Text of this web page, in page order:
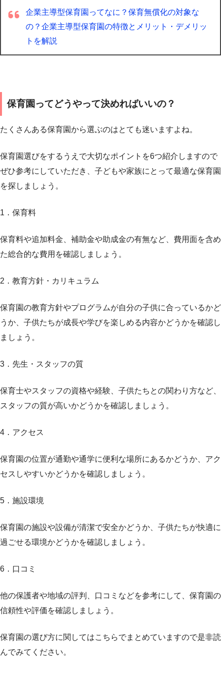
企業主導型保育園ってなに？保育無償化の対象な
の？企業主導型保育園の特徴とメリット・デメリッ
トを解説
保育園ってどうやって決めればいいの？
たくさんある保育園から選ぶのはとても迷いますよね。
保育園選びをするうえで大切なポイントを6つ紹介しますので
ぜひ参考にしていただき、子どもや家族にとって最適な保育園
を探しましょう。
1．保育料
保育料や追加料金、補助金や助成金の有無など、費用面を含め
た総合的な費用を確認しましょう。
2．教育方針・カリキュラム
保育園の教育方針やプログラムが自分の子供に合っているかど
うか、子供たちが成長や学びを楽しめる内容かどうかを確認し
ましょう。
3．先生・スタッフの質
保育士やスタッフの資格や経験、子供たちとの関わり方など、
スタッフの質が高いかどうかを確認しましょう。
4．アクセス
保育園の位置が通勤や通学に便利な場所にあるかどうか、アク
セスしやすいかどうかを確認しましょう。
5．施設環境
保育園の施設や設備が清潔で安全かどうか、子供たちが快適に
過ごせる環境かどうかを確認しましょう。
6．口コミ
他の保護者や地域の評判、口コミなどを参考にして、保育園の
信頼性や評価を確認しましょう。
保育園の選び方に関してはこちらでまとめていますので是非読
んでみてください。